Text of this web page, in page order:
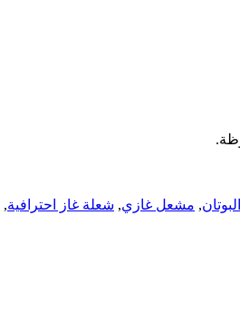
, مشعل غازي, شعلة غاز احترافية,